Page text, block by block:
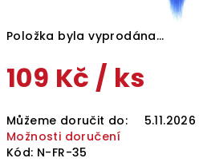
Položka byla vyprodána…
109 Kč / ks
cena:
Můžeme doručit do:
5.11.2026
Možnosti doručení
Kód: N-FR-35